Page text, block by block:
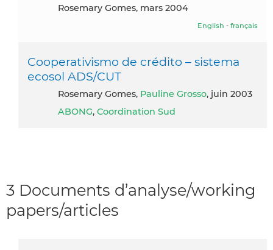
Rosemary Gomes, mars 2004
English - français
Cooperativismo de crédito – sistema
ecosol ADS/CUT
Rosemary Gomes, Pauline Grosso, juin 2003
ABONG, Coordination Sud
3 Documents d’analyse/working
papers/articles